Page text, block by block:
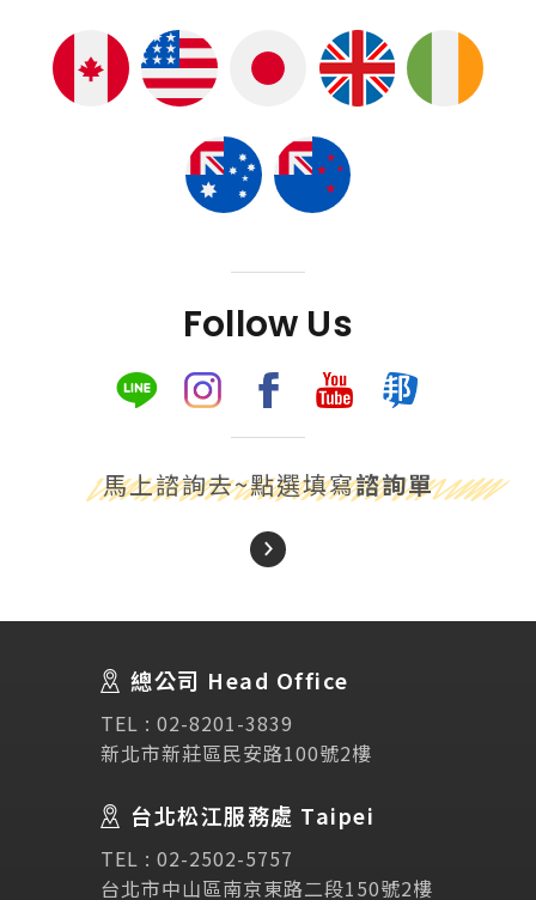
講座活動
Testimonial
Links 相關連結
Follow Us
馬上諮詢去~點選填寫諮詢單
總公司 Head Office
TEL : 02-8201-3839
新北市新莊區民安路100號2樓
台北松江服務處 Taipei
TEL : 02-2502-5757
台北市中山區南京東路二段150號2樓